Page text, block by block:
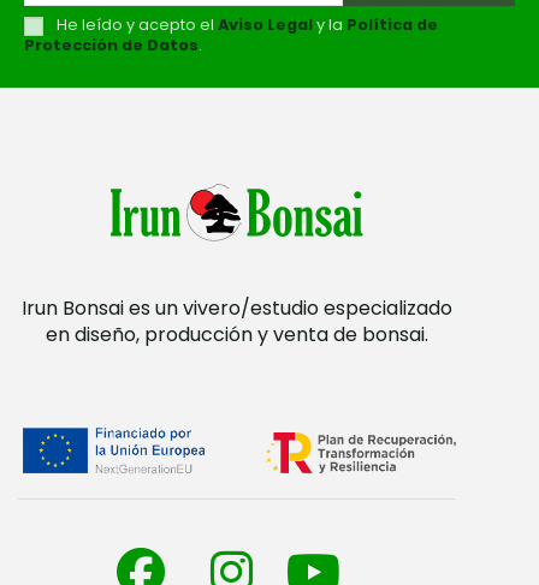
He leído y acepto el Aviso Legaly la Política de
Protección de Datos.
Irun Bonsai es un vivero/estudio especializado
en diseño, producción y venta de bonsai.